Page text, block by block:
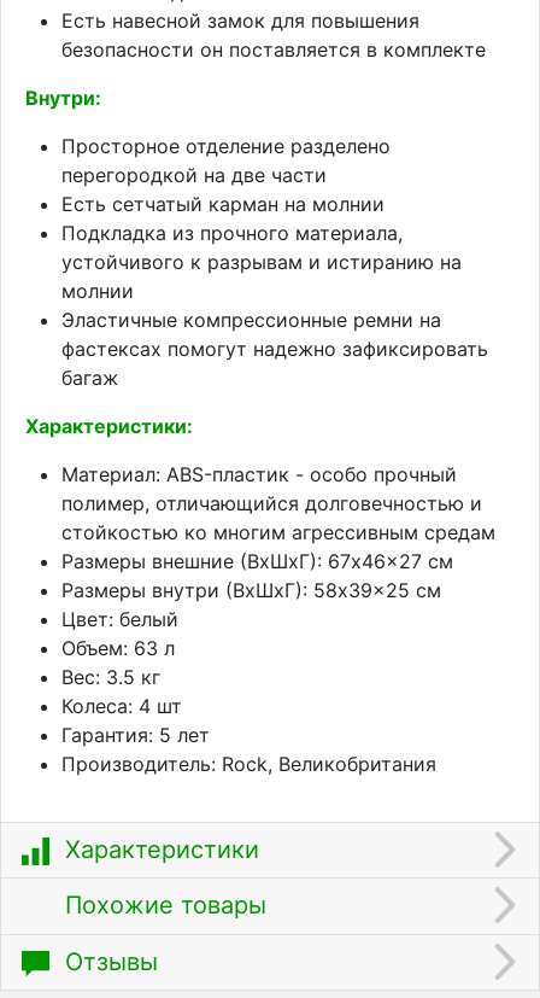
Есть навесной замок для повышения
безопасности он поставляется в комплекте
Внутри:
Просторное отделение разделено
перегородкой на две части
Есть сетчатый карман на молнии
Подкладка из прочного материала,
устойчивого к разрывам и истиранию на
молнии
Эластичные компрессионные ремни на
фастексах помогут надежно зафиксировать
багаж
Характеристики:
Материал: ABS-пластик - особо прочный
полимер, отличающийся долговечностью и
стойкостью ко многим агрессивным средам
Размеры внешние (ВхШхГ): 67x46x27 см
Размеры внутри (ВхШхГ): 58x39x25 см
Цвет: белый
Объем: 63 л
Вес: 3.5 кг
Колеса: 4 шт
Гарантия: 5 лет
Производитель: Rock, Великобритания
Характеристики
Похожие товары
Отзывы